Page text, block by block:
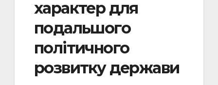
характер для
подальшого
політичного
розвитку держави